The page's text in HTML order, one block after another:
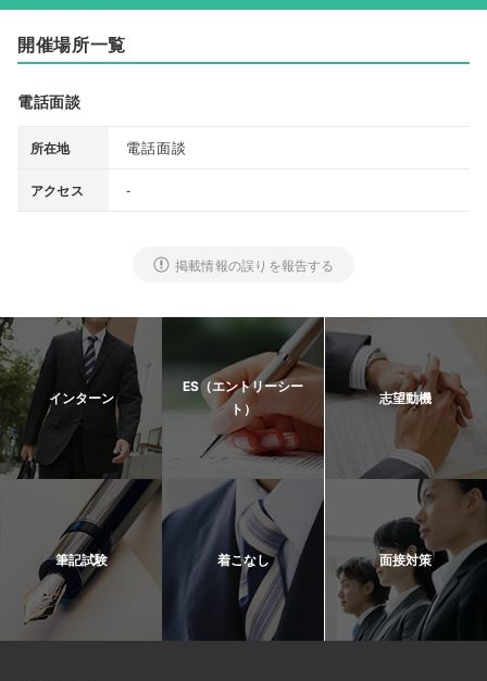
開催場所一覧
電話面談
所在地 電話面談
アクセス -
掲載情報の誤りを報告する
インターン
ES（エントリーシー
ト）
志望動機
筆記試験 着こなし 面接対策